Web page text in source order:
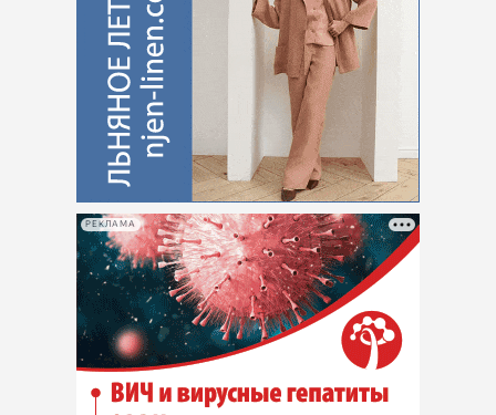
РЕКЛАМА